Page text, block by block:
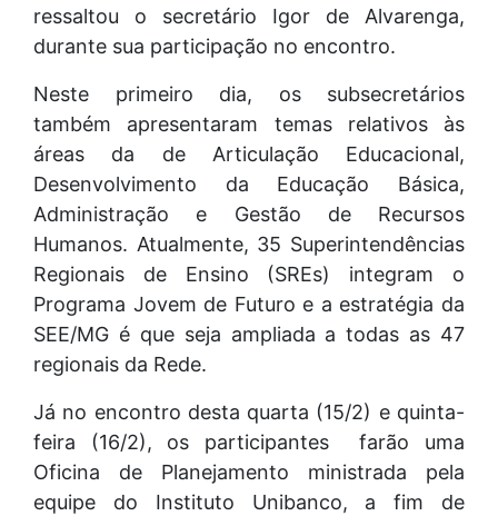
ressaltou o secretário Igor de Alvarenga,
durante sua participação no encontro.
Neste primeiro dia, os subsecretários
também apresentaram temas relativos às
áreas da de Articulação Educacional,
Desenvolvimento da Educação Básica,
Administração e Gestão de Recursos
Humanos. Atualmente, 35 Superintendências
Regionais de Ensino (SREs) integram o
Programa Jovem de Futuro e a estratégia da
SEE/MG é que seja ampliada a todas as 47
regionais da Rede.
Já no encontro desta quarta (15/2) e quinta-
feira (16/2), os participantes farão uma
Oficina de Planejamento ministrada pela
equipe do Instituto Unibanco, a fim de